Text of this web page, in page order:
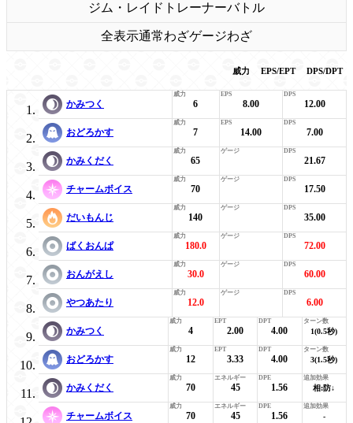
ジム・レイド トレーナーバトル
全表示通常わざゲージわざ
威力 EPS/EPT DPS/DPT
かみつく 6 8.00 12.00
おどろかす 7 14.00 7.00
かみくだく 65 21.67
チャームボイス 70 17.50
だいもんじ 140 35.00
ばくおんぱ 180.0 72.00
おんがえし 30.0 60.00
やつあたり 12.0 6.00
かみつく 4 2.00 4.00 1(0.5秒)
おどろかす 12 3.33 4.00 3(1.5秒)
かみくだく 70 45 1.56 相:防↓
チャームボイス 70 45 1.56 -